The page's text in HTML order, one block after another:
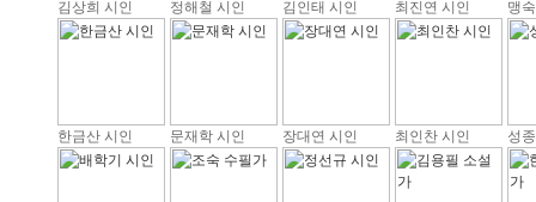
김상희 시인 정해철 시인 김인태 시인 최진연 시인 맹
한금산 시인 문재학 시인 장대연 시인 최인찬 시인 성